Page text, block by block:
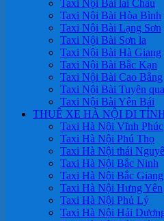
Taxi Nội Bài lai Châu
Taxi Nội Bài Hòa Bình
Taxi Nội Bài Lạng Sơn
Taxi Nội Bài Sơn la
Taxi Nội Bài Hà Giang
Taxi Nội Bài Bắc Kạn
Taxi Nội Bài Cao Bằng
Taxi Nội Bài Tuyên
Taxi Nội Bài Yên Bái
THUÊ XE HÀ NỘI ĐI
Taxi Hà Nội Vĩnh Phúc
Taxi Hà Nội Phú Thọ
Taxi Hà Nội thái
Taxi Hà Nội Bắc Ninh
Taxi Hà Nội Bắc Giang
Taxi Hà Nội Hưng Yên
Taxi Hà Nội Phủ Lý
Taxi Hà Nội Hải